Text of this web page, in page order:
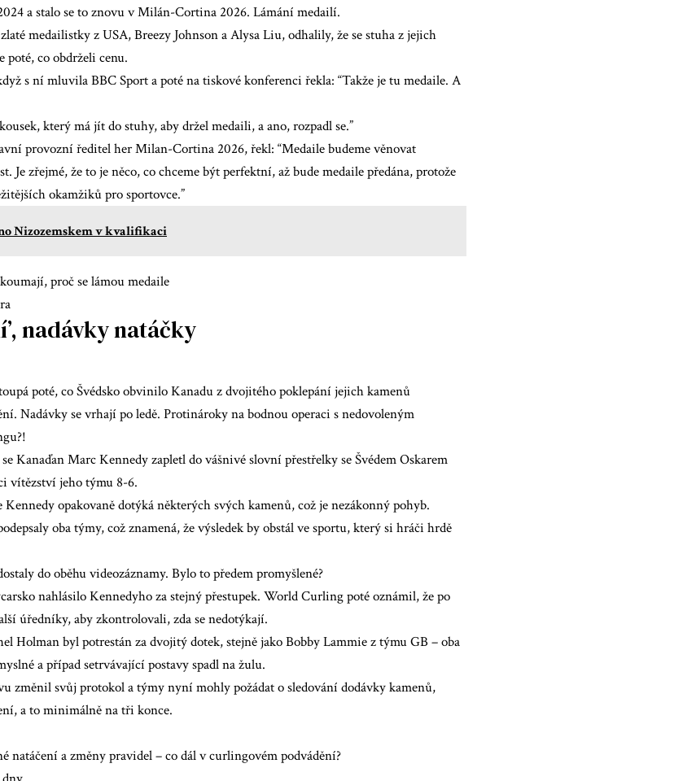
a stalo se to znovu v Milán-Cortina 2026. Lámání medailí.
medailistky z USA, Breezy Johnson a Alysa Liu, odhalily, že se stuha z jejich
poté, co obdrželi cenu.
s ní mluvila BBC Sport a poté na tiskové konferenci řekla: “Takže je tu medaile. A
který má jít do stuhy, aby držel medaili, a ano, rozpadl se.”
provozní ředitel her Milan-Cortina 2026, řekl: “Medaile budeme věnovat
Je zřejmé, že to je něco, co chceme být perfektní, až bude medaile předána, protože
okamžiků pro sportovce.”
Nizozemskem v kvalifikaci
proč se lámou medaile
nadávky natáčky
poté, co Švédsko obvinilo Kanadu z dvojitého poklepání jejich kamenů
Nadávky se vrhají po ledě. Protinároky na bodnou operaci s nedovoleným
Kanaďan Marc Kennedy zapletl do vášnivé slovní přestřelky se Švédem Oskarem
vítězství jeho týmu 8-6.
Kennedy opakovaně dotýká některých svých kamenů, což je nezákonný pohyb.
oba týmy, což znamená, že výsledek by obstál ve sportu, který si hráči hrdě
do oběhu videozáznamy. Bylo to předem promyšlené?
nahlásilo Kennedyho za stejný přestupek. World Curling poté oznámil, že po
úředníky, aby zkontrolovali, zda se nedotýkají.
Holman byl potrestán za dvojitý dotek, stejně jako Bobby Lammie z týmu GB – oba
a případ setrvávající postavy spadl na žulu.
změnil svůj protokol a týmy nyní mohly požádat o sledování dodávky kamenů,
a to minimálně na tři konce.
natáčení a změny pravidel – co dál v curlingovém podvádění?